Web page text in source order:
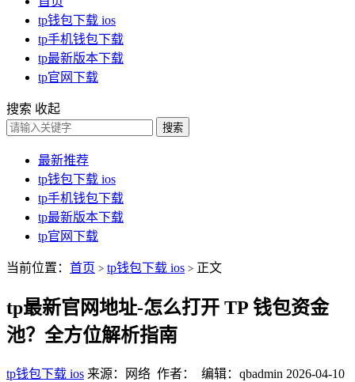
tp钱包下载 ios
tp手机钱包下载
tp最新版本下载
tp官网下载
搜索 收起
搜索
最新推荐
tp钱包下载 ios
tp手机钱包下载
tp最新版本下载
tp官网下载
当前位置： 首页 > tp钱包下载 ios > 正文
tp最新官网地址-怎么打开 TP 钱包资金
池？全方位解析指南
tp钱包下载 ios 来源：网络 作者： 编辑：qbadmin 2026-04-10